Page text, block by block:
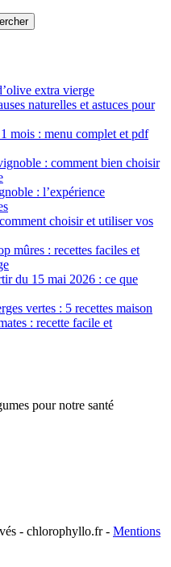
extra vierge
naturelles et astuces pour
mois : menu complet et pdf
: comment bien choisir
: l’expérience
choisir et utiliser vos
mûres : recettes faciles et
du 15 mai 2026 : ce que
vertes : 5 recettes maison
: recette facile et
pour notre santé
- chlorophyllo.fr - Mentions